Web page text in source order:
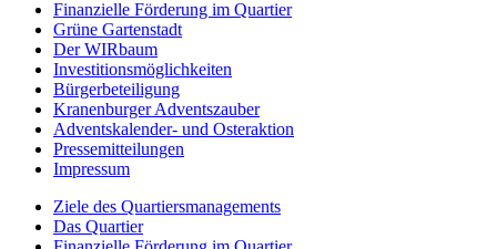
Finanzielle Förderung im Quartier
Grüne Gartenstadt
Der WIRbaum
Investitionsmöglichkeiten
Bürgerbeteiligung
Kranenburger Adventszauber
Adventskalender- und Osteraktion
Pressemitteilungen
Impressum
Ziele des Quartiersmanagements
Das Quartier